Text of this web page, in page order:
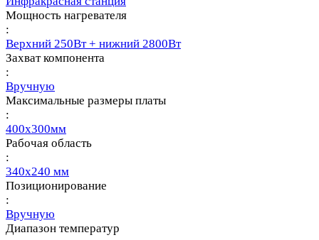
Мощность нагревателя
:
Верхний 250Вт + нижний 2800Вт
Захват компонента
:
Вручную
Максимальные размеры платы
:
400х300мм
Рабочая область
:
340х240 мм
Позиционирование
:
Вручную
Диапазон температур